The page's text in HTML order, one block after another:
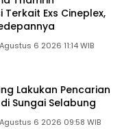
Terkait Exs Cineplex,
6 2026 11:14 WIB
Lakukan Pencarian
Sungai Selabung
6 2026 09:58 WIB